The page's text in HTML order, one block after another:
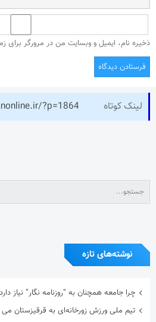
ذخیره نام، ایمیل و وبسایت من در مرورگر برای
لینک کوتاه ?p=1864
نوشته‌های تازه
چرا جامعه همچنان به “روزنامه نگار” نیاز
تیم ملی ورزش زورخانه‌ای به قرقیزستان می